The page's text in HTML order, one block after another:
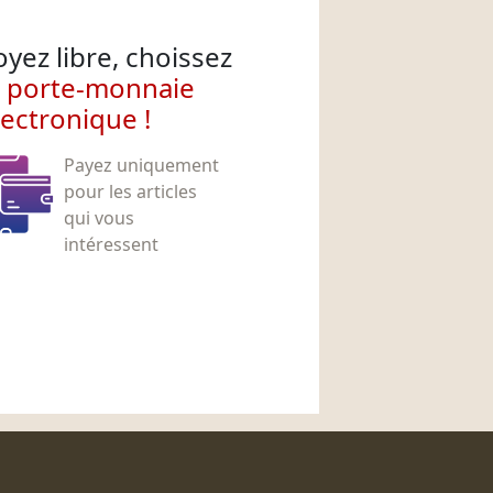
libre, choissez
porte-monnaie
!
Payez uniquement
pour les articles
qui vous
intéressent